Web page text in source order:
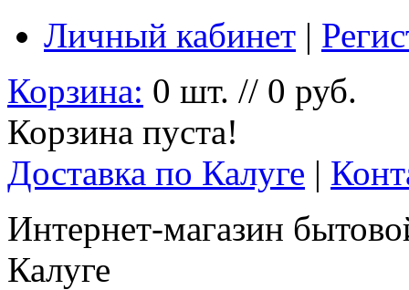
Личный кабинет |
Корзина: 0 шт. // 0 руб.
Корзина пуста!
Доставка по Калуге |
Интернет-магазин
Калуге